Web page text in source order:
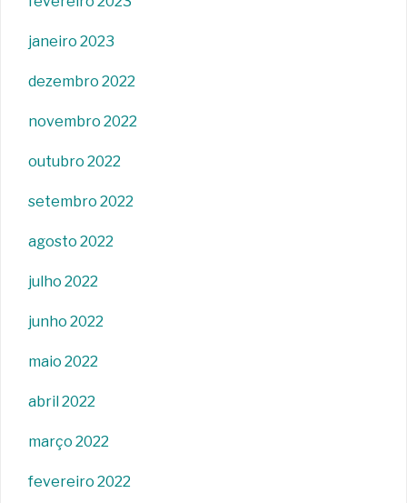
janeiro 2023
dezembro 2022
novembro 2022
outubro 2022
setembro 2022
agosto 2022
julho 2022
junho 2022
maio 2022
abril 2022
março 2022
fevereiro 2022